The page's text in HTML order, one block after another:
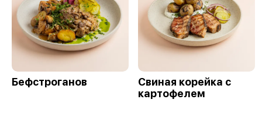
Бефстроганов
Свиная корейка с
картофелем